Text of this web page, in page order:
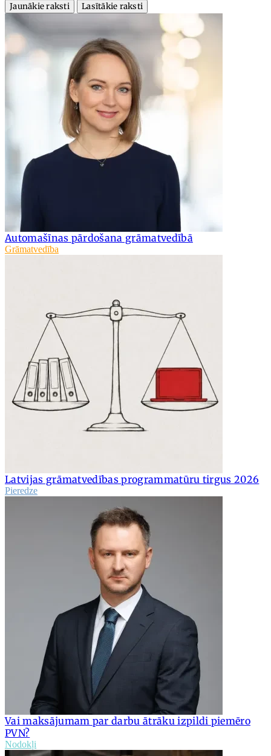
Jaunākie raksti
Lasītākie raksti
Automašīnas pārdošana grāmatvedībā
Grāmatvedība
Latvijas grāmatvedības programmatūru tirgus 2026
Pieredze
Vai maksājumam par darbu ātrāku izpildi piemēro
PVN?
Nodokļi